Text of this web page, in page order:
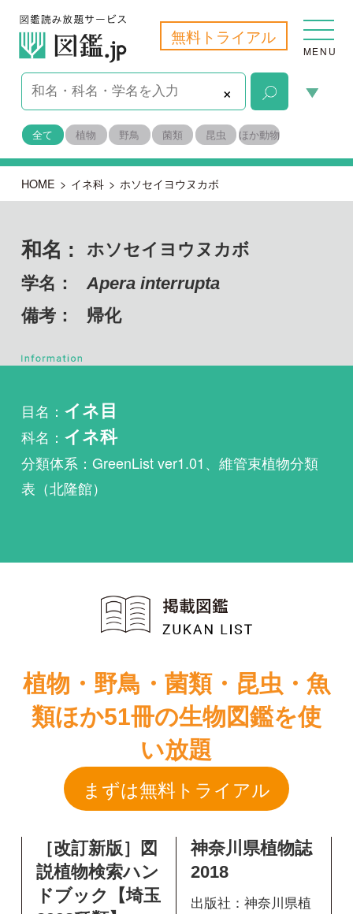
無料トライアル
MENU
×
全て 植物 野鳥 菌類 昆虫 ほか動物
学名：
備考：
科名：イネ科
表（北隆館）
類ほか51冊の生物図鑑を使
い放題
［改訂新版］図
説植物検索ハン
2998種類】
出版社：さきたま出
神奈川県植物誌
2018
出版社：神奈川県植
物誌調査会
出版年：2018
掲載ページ：573ペ